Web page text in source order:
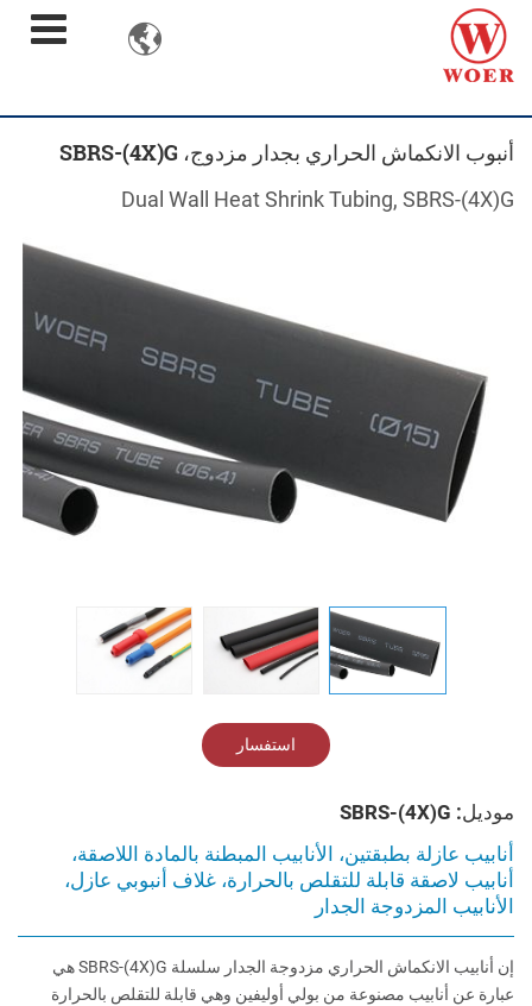

أنبوب الانكماش الحراري بجدار مزدوج، SBRS-(4X)G
Dual Wall Heat Shrink Tubing, SBRS-(4X)G
استفسار
موديل: SBRS-(4X)G
أنابيب عازلة بطبقتين، الأنابيب المبطنة بالمادة اللاصقة،
أنابيب لاصقة قابلة للتقلص بالحرارة، غلاف أنبوبي عازل،
الأنابيب المزدوجة الجدار
إن أنابيب الانكماش الحراري مزدوجة الجدار سلسلة SBRS-(4X)G هي
عبارة عن أنابيب مصنوعة من بولي أوليفين وهي قابلة للتقلص بالحرارة